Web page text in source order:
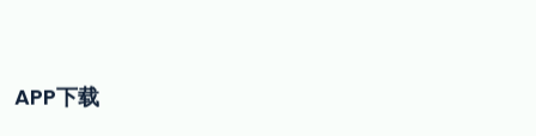
APP下载